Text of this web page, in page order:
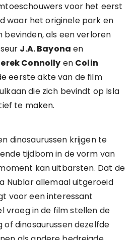
voor het eerst
waar het originele park en
bevinden, als een verloren
J.A. Bayona en
Connolly en Colin
eerste akte van de film
die zich bevindt op Isla
te maken.
dinosaurussen krijgen te
tijdbom in de vorm van
kan uitbarsten. Dat de
Nublar allemaal uitgeroeid
voor een interessant
vroeg in de film stellen de
dinosaurussen dezelfde